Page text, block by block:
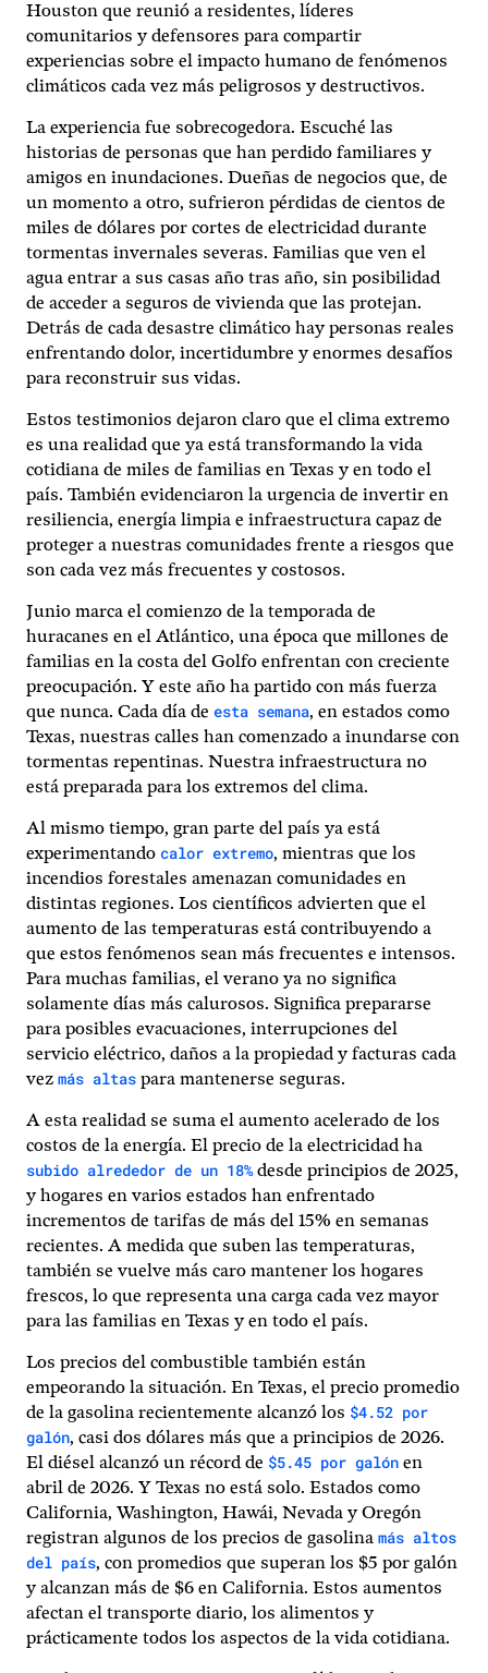
Houston que reunió a residentes, líderes
comunitarios y defensores para compartir
experiencias sobre el impacto humano de fenómenos
climáticos cada vez más peligrosos y destructivos.
La experiencia fue sobrecogedora. Escuché las
historias de personas que han perdido familiares y
amigos en inundaciones. Dueñas de negocios que, de
un momento a otro, sufrieron pérdidas de cientos de
miles de dólares por cortes de electricidad durante
tormentas invernales severas. Familias que ven el
agua entrar a sus casas año tras año, sin posibilidad
de acceder a seguros de vivienda que las protejan.
Detrás de cada desastre climático hay personas reales
enfrentando dolor, incertidumbre y enormes desafíos
para reconstruir sus vidas.
Estos testimonios dejaron claro que el clima extremo
es una realidad que ya está transformando la vida
cotidiana de miles de familias en Texas y en todo el
país. También evidenciaron la urgencia de invertir en
resiliencia, energía limpia e infraestructura capaz de
proteger a nuestras comunidades frente a riesgos que
son cada vez más frecuentes y costosos.
Junio marca el comienzo de la temporada de
huracanes en el Atlántico, una época que millones de
familias en la costa del Golfo enfrentan con creciente
preocupación. Y este año ha partido con más fuerza
que nunca. Cada día de esta semana, en estados como
Texas, nuestras calles han comenzado a inundarse con
tormentas repentinas. Nuestra infraestructura no
está preparada para los extremos del clima.
Al mismo tiempo, gran parte del país ya está
experimentando calor extremo, mientras que los
incendios forestales amenazan comunidades en
distintas regiones. Los científicos advierten que el
aumento de las temperaturas está contribuyendo a
que estos fenómenos sean más frecuentes e intensos.
Para muchas familias, el verano ya no significa
solamente días más calurosos. Significa prepararse
para posibles evacuaciones, interrupciones del
servicio eléctrico, daños a la propiedad y facturas cada
vez más altas para mantenerse seguras.
A esta realidad se suma el aumento acelerado de los
costos de la energía. El precio de la electricidad ha
subido alrededor de un 18% desde principios de 2025,
y hogares en varios estados han enfrentado
incrementos de tarifas de más del 15% en semanas
recientes. A medida que suben las temperaturas,
también se vuelve más caro mantener los hogares
frescos, lo que representa una carga cada vez mayor
para las familias en Texas y en todo el país.
Los precios del combustible también están
empeorando la situación. En Texas, el precio promedio
de la gasolina recientemente alcanzó los $4.52 por
galón, casi dos dólares más que a principios de 2026.
El diésel alcanzó un récord de $5.45 por galón en
abril de 2026. Y Texas no está solo. Estados como
California, Washington, Hawái, Nevada y Oregón
registran algunos de los precios de gasolina más altos
del país, con promedios que superan los $5 por galón
y alcanzan más de $6 en California. Estos aumentos
afectan el transporte diario, los alimentos y
prácticamente todos los aspectos de la vida cotidiana.